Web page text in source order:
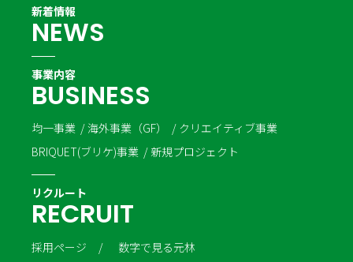
新着情報
NEWS
事業内容
BUSINESS
均一事業 海外事業（GF）
クリエイティブ事業
BRIQUET(ブリケ)事業
新規プロジェクト
リクルート
RECRUIT
採用ページ 数字で見る元林